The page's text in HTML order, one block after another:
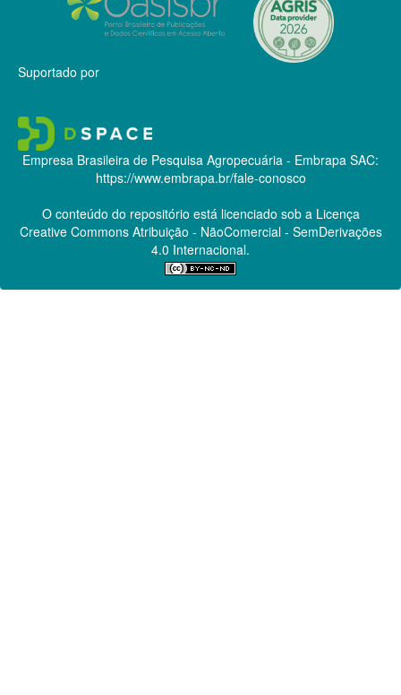
Suportado por
Empresa Brasileira de Pesquisa Agropecuária - Embrapa SAC:
https://www.embrapa.br/fale-conosco
O conteúdo do repositório está licenciado sob a Licença
Creative CommonsAtribuição - NãoComercial - SemDerivações
4.0 Internacional.